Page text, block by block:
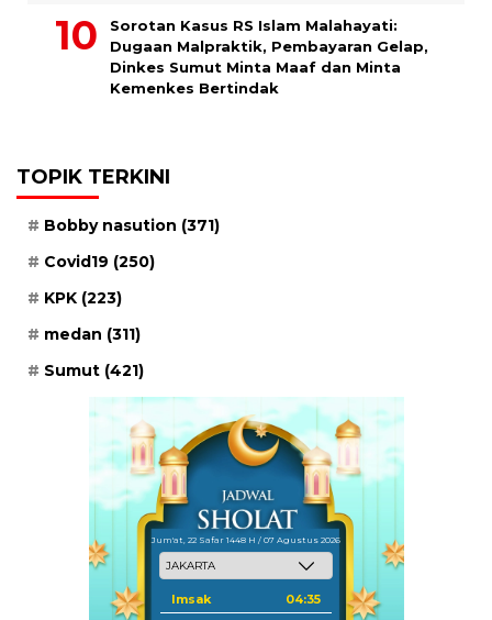
Sorotan Kasus RS Islam Malahayati:
Dugaan Malpraktik, Pembayaran Gelap,
Dinkes Sumut Minta Maaf dan Minta
Kemenkes Bertindak
TOPIK TERKINI
Bobby nasution (371)
Covid19 (250)
KPK (223)
medan (311)
Sumut (421)
Jum'at, 22 Safar 1448 H / 07 Agustus 2026
Imsak 04:35